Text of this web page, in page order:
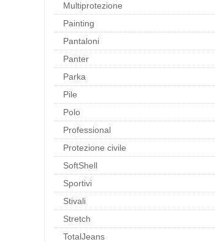
Multiprotezione
Painting
Pantaloni
Panter
Parka
Pile
Polo
Professional
Protezione civile
SoftShell
Sportivi
Stivali
Stretch
TotalJeans